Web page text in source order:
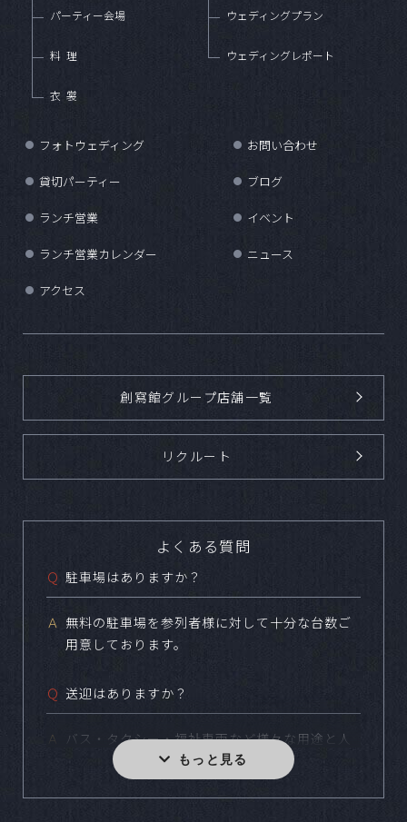
パーティー会場
料理
衣裳
ウェディングプラン
ウェディングレポート
● フォトウェディング
● 貸切パーティー
● ランチ営業
● ランチ営業カレンダー
● アクセス
● お問い合わせ
● ブログ
● イベント
● ニュース
創寫館グループ店舗一覧
リクルート
よくある質問
Ｑ 駐車場はありますか？
Ａ 無料の駐車場を参列者様に対して十分な台数ご
用意しております。
Ｑ 送迎はありますか？
Ａ
バス・タクシー・福祉車両など様々な用途と人
数に合わせてご用意しております。